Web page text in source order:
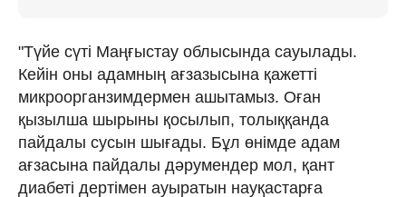
"Түйе сүті Маңғыстау облысында сауылады.
Кейін оны адамның ағзазысына қажетті
микроорганзимдермен ашытамыз. Оған
қызылша шырыны қосылып, толыққанда
пайдалы сусын шығады. Бұл өнімде адам
ағзасына пайдалы дәрумендер мол, қант
диабеті дертімен ауыратын науқастарға